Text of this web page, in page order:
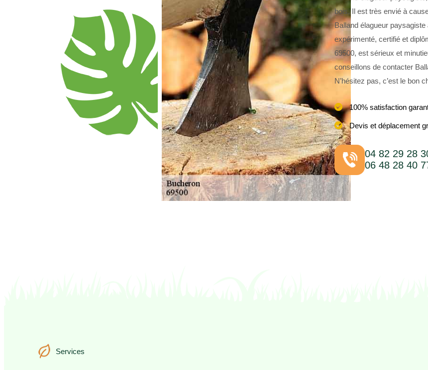
bois. Il est très envié à
Balland élagueur
expérimenté, certifié et
69500, est sérieux et
conseillons de contacter
N’hésitez pas, c’est le bon
100% satisfaction
Devis et déplacement
04 82 29 28
06 48 28 40
Services
Services